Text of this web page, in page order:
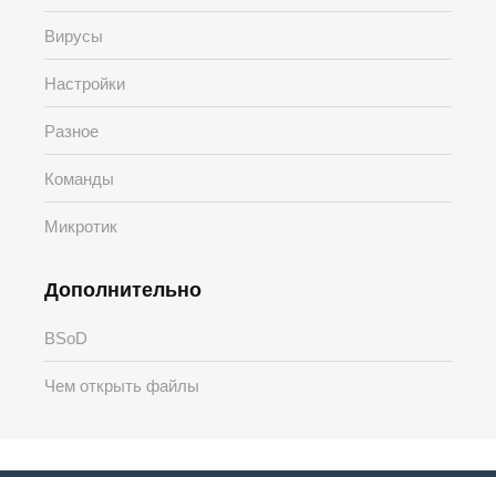
Вирусы
Настройки
Разное
Команды
Микротик
Дополнительно
BSoD
Чем открыть файлы